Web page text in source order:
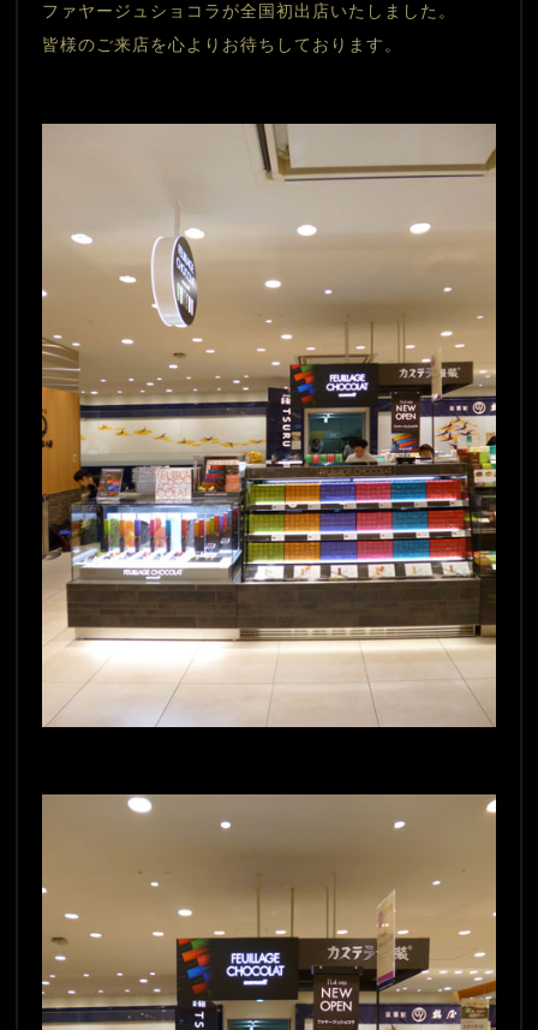
ファヤージュショコラが全国初出店いたしました。
皆様のご来店を心よりお待ちしております。